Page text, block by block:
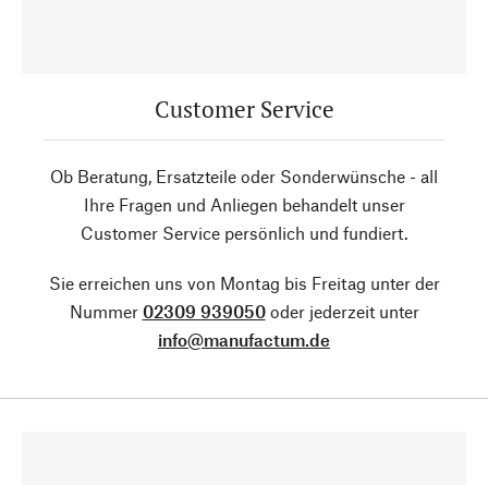
Customer Service
Ob Beratung, Ersatzteile oder Sonderwünsche - all
Ihre Fragen und Anliegen behandelt unser
Customer Service persönlich und fundiert.
Sie erreichen uns von Montag bis Freitag unter der
Nummer 02309 939050oder jederzeit unter
info@manufactum.de